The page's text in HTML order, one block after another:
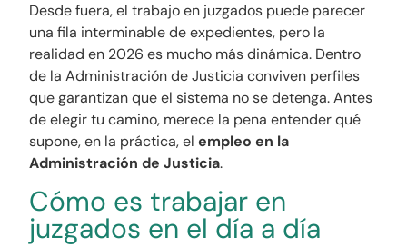
Desde fuera, el trabajo en juzgados puede parecer
una fila interminable de expedientes, pero la
realidad en 2026 es mucho más dinámica. Dentro
de la Administración de Justicia conviven perfiles
que garantizan que el sistema no se detenga. Antes
de elegir tu camino, merece la pena entender qué
supone, en la práctica, elempleo en la
Administración de Justicia.
Cómo es trabajar en
juzgados en el día a día